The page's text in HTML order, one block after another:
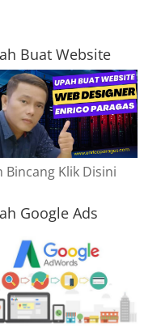
Buat Website
Bincang Klik Disini
Google Ads